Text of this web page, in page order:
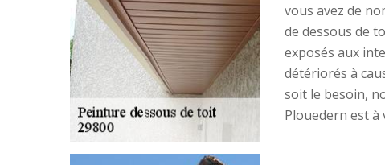
vous avez de
de dessous de
exposés aux
détériorés à
soit le besoin,
Plouedern est à